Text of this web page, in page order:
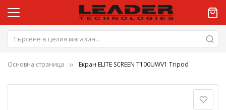
Основна страница Екран ELITE SCREEN T100UWV1 Tripod